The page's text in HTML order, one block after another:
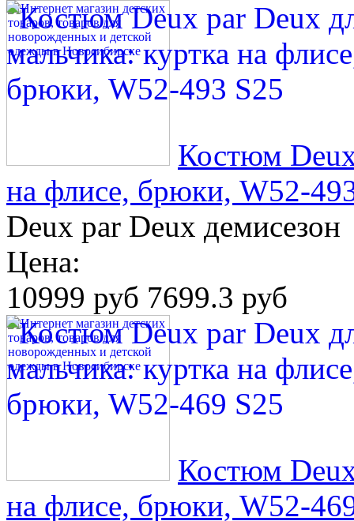
Костюм
на флисе, брюки, W52-
Deux par Deux демисезон
Цена:
10999 руб 7699.3 руб
Костюм
на флисе, брюки, W52-